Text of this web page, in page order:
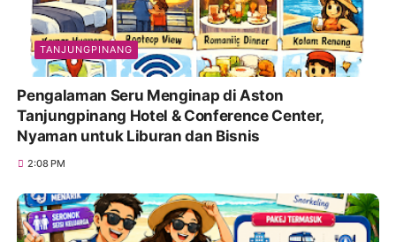
TANJUNGPINANG
Pengalaman Seru Menginap di Aston
Tanjungpinang Hotel & Conference Center,
Nyaman untuk Liburan dan Bisnis
2:08 PM